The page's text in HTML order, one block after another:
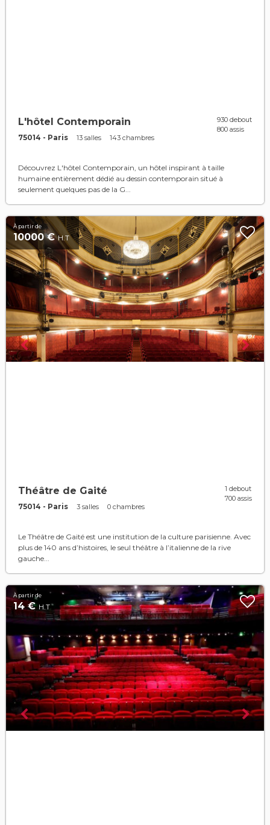
L'hôtel Contemporain
75014 - Paris 13 salles 143 chambres
930 debout
800 assis
Découvrez L'hôtel Contemporain, un hôtel inspirant à taille
humaine entièrement dédié au dessin contemporain situé à
seulement quelques pas de la G...
À partir de
10000 €H.T
Théâtre de Gaité
75014 - Paris 3 salles 0 chambres
1 debout
700 assis
Le Théâtre de Gaité est une institution de la culture parisienne. Avec
plus de 140 ans d’histoires, le seul théâtre à l’italienne de la rive
gauche...
À partir de
14 € H.T